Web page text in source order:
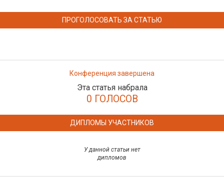
ПРОГОЛОСОВАТЬ ЗА СТАТЬЮ
Конференция завершена
Эта статья набрала
0 ГОЛОСОВ
ДИПЛОМЫ УЧАСТНИКОВ
У данной статьи нет
дипломов